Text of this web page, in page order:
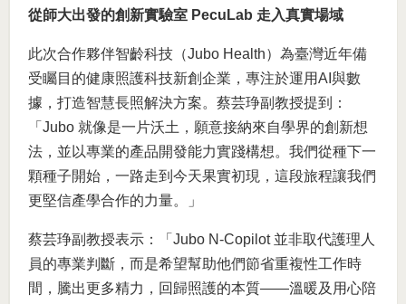
從師大出發的創新實驗室 PecuLab 走入真實場域
此次合作夥伴智齡科技（Jubo Health）為臺灣近年備
受矚目的健康照護科技新創企業，專注於運用AI與數
據，打造智慧長照解決方案。蔡芸琤副教授提到：
「Jubo 就像是一片沃土，願意接納來自學界的創新想
法，並以專業的產品開發能力實踐構想。我們從種下一
顆種子開始，一路走到今天果實初現，這段旅程讓我們
更堅信產學合作的力量。」
蔡芸琤副教授表示：「Jubo N-Copilot 並非取代護理人
員的專業判斷，而是希望幫助他們節省重複性工作時
間，騰出更多精力，回歸照護的本質——溫暖及用心陪